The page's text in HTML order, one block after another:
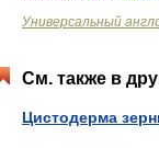
Универсальный
См. также в
Цистодерма